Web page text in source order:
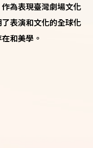
為表現臺灣劇場文化
表演和文化的全球化
和美學。